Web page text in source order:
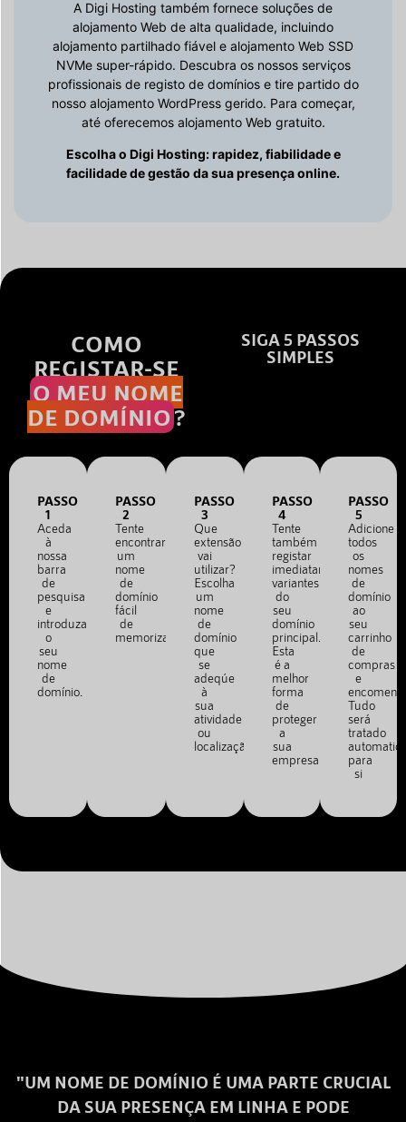
A Digi Hosting também fornece soluções de
alojamento Web de alta qualidade, incluindo
alojamento partilhado fiável e alojamento Web SSD
NVMe super-rápido. Descubra os nossos serviços
profissionais de registo de domínios e tire partido do
nosso alojamento WordPress gerido. Para começar,
até oferecemos alojamento Web gratuito.
Escolha o Digi Hosting: rapidez, fiabilidade e
facilidade de gestão da sua presença online.
COMO
REGISTAR-SE
O MEU NOME
DE DOMÍNIO?
SIGA 5 PASSOS
SIMPLES
PASSO
1
Aceda
à
nossa
barra
de
pesquisa
e
introduza
o
seu
nome
de
domínio.
PASSO
2
Tente
encontrar
um
nome
de
domínio
fácil
de
memorizar.
PASSO
3
Que
extensão
vai
utilizar?
Escolha
um
nome
de
domínio
que
se
adeqúe
à
sua
atividade
ou
localização.
PASSO
4
Tente
também
registar
imediatamente
variantes
do
seu
domínio
principal.
Esta
é a
melhor
forma
de
proteger
a
sua
empresa.
PASSO
5
Adicione
todos
os
nomes
de
domínio
ao
seu
carrinho
de
compras
e
Tudo
será
tratado
para
si
"UM NOME DE DOMÍNIO É UMA PARTE CRUCIAL
DA SUA PRESENÇA EM LINHA E PODE